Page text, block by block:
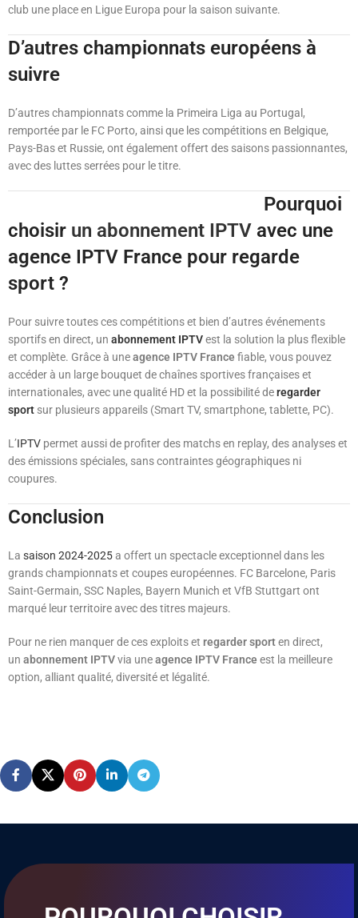
club une place en Ligue Europa pour la saison suivante.
D’autres championnats européens à
suivre
D’autres championnats comme la Primeira Liga au Portugal,
remportée par le FC Porto, ainsi que les compétitions en Belgique,
Pays-Bas et Russie, ont également offert des saisons passionnantes,
avec des luttes serrées pour le titre.
Pourquoi
choisir un abonnement IPTV avec une
agence IPTV France pour regarde
sport ?
Pour suivre toutes ces compétitions et bien d’autres événements
sportifs en direct, un abonnement IPTVest la solution la plus flexible
et complète. Grâce à uneagence IPTV France fiable, vous pouvez
accéder à un large bouquet de chaînes sportives françaises et
internationales, avec une qualité HD et la possibilité deregarder
sport sur plusieurs appareils (Smart TV, smartphone, tablette, PC).
L’IPTV permet aussi de profiter des matchs en replay, des analyses et
des émissions spéciales, sans contraintes géographiques ni
coupures.
Conclusion
La saison 2024-2025a offert un spectacle exceptionnel dans les
grands championnats et coupes européennes. FC Barcelone, Paris
Saint-Germain, SSC Naples, Bayern Munich et VfB Stuttgart ont
marqué leur territoire avec des titres majeurs.
Pour ne rien manquer de ces exploits et regarder sporten direct,
un abonnement IPTVvia uneagence IPTV France est la meilleure
option, alliant qualité, diversité et légalité.